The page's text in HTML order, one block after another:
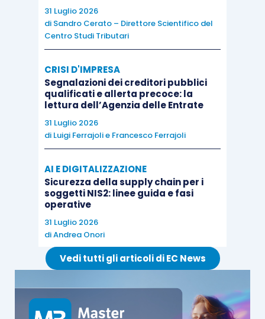
31 Luglio 2026
di Sandro Cerato – Direttore Scientifico del
Centro Studi Tributari
CRISI D'IMPRESA
Segnalazioni dei creditori pubblici
qualificati e allerta precoce: la
lettura dell’Agenzia delle Entrate
31 Luglio 2026
di Luigi Ferrajolie Francesco Ferrajoli
AI E DIGITALIZZAZIONE
Sicurezza della supply chain per i
soggetti NIS2: linee guida e fasi
operative
31 Luglio 2026
diAndrea Onori
Vedi tutti gli articoli di EC News